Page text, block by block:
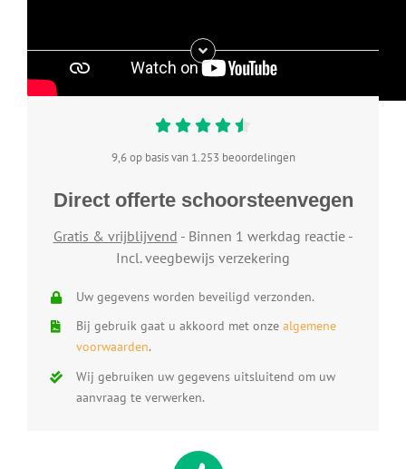
9,6 op basis van 1.253 beoordelingen
Direct offerte schoorsteenvegen
Gratis & vrijblijvend - Binnen 1 werkdag reactie -
Incl. veegbewijs verzekering
Uw gegevens worden beveiligd verzonden.
Bij gebruik gaat u akkoord met onze algemene
voorwaarden.
Wij gebruiken uw gegevens uitsluitend om uw
aanvraag te verwerken.